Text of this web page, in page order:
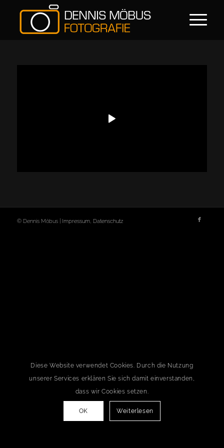
© Dennis Möbus | Impressum, Datenschutz
Diese Website verwendet Cookies. Durch die Nutzung
unserer Services erklären Sie sich damit einverstanden,
dass wir Cookies setzen.
OK Weiterlesen